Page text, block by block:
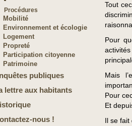
Procédures
Mobilité
Environnement et écologie
Logement
Propreté
Participation citoyenne
Patrimoine
publiques
lettre aux habitants
nous !
Tout
Pour
Mais
Pour
Et
Il se fait